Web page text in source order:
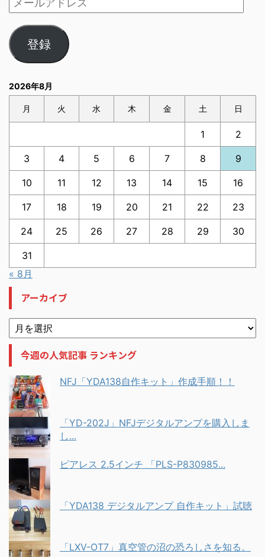
登録
2026年8月
月 火 水 木 金 土 日
1 2
3 4 5 6 7 8 9
10 11 12 13 14 15 16
17 18 19 20 21 22 23
24 25 26 27 28 29 30
31
« 8月
アーカイブ
今週の人気記事 ランキング
NFJ「YDA138自作キット」作成手順！！
「YD-202J」NFJデジタルアンプを購入しま
し...
ピアレス 2.5インチ 「PLS-P830985...
「YDA138 デジタルアンプ 自作キット」試聴
「LXV-OT7」真空管の沼の恐ろしさを知る。